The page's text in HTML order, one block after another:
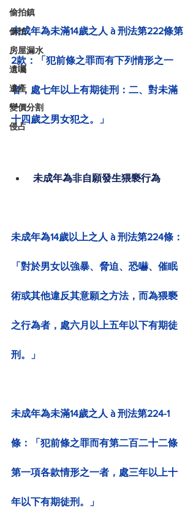
偷拍鎮
偷拍
房屋漏水
遺囑
遺產
變價分割
侵占
未成年為未滿14歲之人 à 刑法第222條第
2款：「犯前條之罪而有下列情形之一
者，處七年以上有期徒刑：二、對未滿
十四歲之男女犯之。」
未成年為非自願發生猥褻行為
未成年為14歲以上之人 à 刑法第224條：
「對於男女以強暴、脅迫、恐嚇、催眠
術或其他違反其意願之方法，而為猥褻
之行為者，處六月以上五年以下有期徒
刑。」
未成年為未滿14歲之人 à 刑法第224-1
條：「犯前條之罪而有第二百二十二條
第一項各款情形之一者，處三年以上十
年以下有期徒刑。」